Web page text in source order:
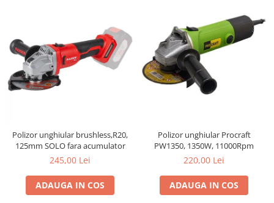
Polizor unghiular brushless,R20,
125mm SOLO fara acumulator
245,00 Lei
ADAUGA IN COS
Polizor unghiular Procraft
PW1350, 1350W, 11000Rpm
220,00 Lei
ADAUGA IN COS